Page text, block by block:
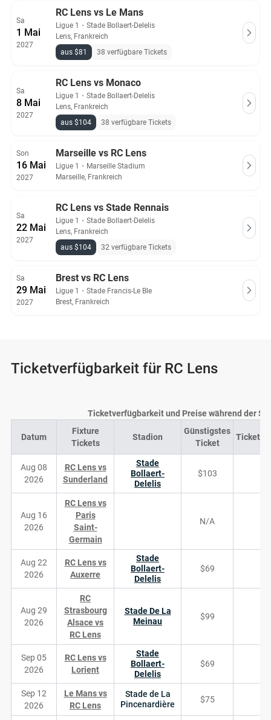
Sa
1 Mai
2027
RC Lens vs Le Mans
Ligue 1 ・ Stade Bollaert-Delelis
Lens, Frankreich
aus $81
38 verfügbare Tickets
Sa
8 Mai
2027
RC Lens vs Monaco
Ligue 1 ・ Stade Bollaert-Delelis
Lens, Frankreich
aus $104
38 verfügbare Tickets
Son
16 Mai
2027
Marseille vs RC Lens
Ligue 1 ・ Marseille Stadium
Marseille, Frankreich
Sa
22 Mai
2027
RC Lens vs Stade Rennais
Ligue 1 ・ Stade Bollaert-Delelis
Lens, Frankreich
aus $104
32 verfügbare Tickets
Sa
29 Mai
2027
Brest vs RC Lens
Ligue 1 ・ Stade Francis-Le Ble
Brest, Frankreich
Ticketverfügbarkeit für RC Lens
Ticketverfügbarkeit und Preise während der
Datum
Fixture
Tickets
Stadion
Günstigstes
Ticket
Aug 08
2026
RC Lens vs
Sunderland
Stade
Bollaert-
Delelis
$103
Aug 16
2026
RC Lens vs
Paris
Saint-
Germain
N/A
Aug 22
2026
RC Lens vs
Auxerre
Stade
Bollaert-
Delelis
$69
Aug 29
2026
RC
Strasbourg
Alsace vs
RC Lens
Stade De La
Meinau
$99
Sep 05
2026
RC Lens vs
Lorient
Stade
Bollaert-
Delelis
$69
Sep 12
2026
Le Mans vs
RC Lens
Stade de La
Pincenardière
$75